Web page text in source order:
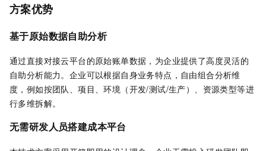
方案优势
基于原始数据自助分析
通过直接对接云平台的原始账单数据，为企业提供了高度灵活的
自助分析能力。企业可以根据自身业务特点，自由组合分析维
度，例如按团队、项目、环境（开发/测试/生产）、资源类型等进
行多维拆解。
无需研发人员搭建成本平台